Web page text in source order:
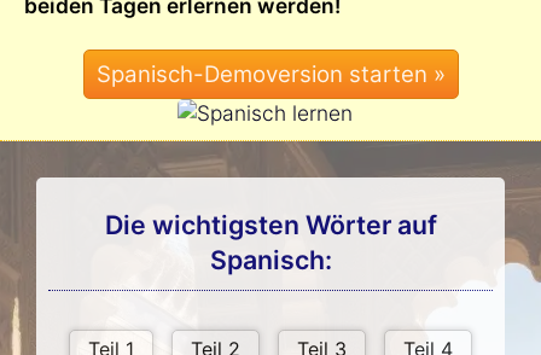
beiden Tagen erlernen werden!
Die wichtigsten Wörter auf
Spanisch: